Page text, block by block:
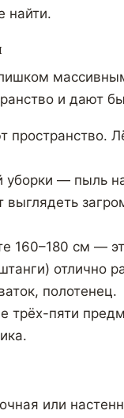
найти.
и дают
пространство.
уборки — пыль
выглядеть
160–180 см —
отлично
полотенец.
трёх-пяти
или